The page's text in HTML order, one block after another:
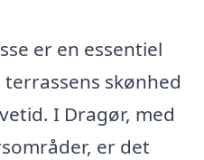
er en essentiel
skønhed
I Dragør, med
er det